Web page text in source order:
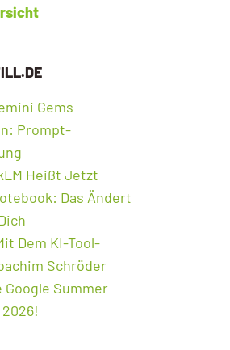
Gems
Prompt-
Heißt Jetzt
Das Ändert
Dem KI-Tool-
Schröder
Google Summer